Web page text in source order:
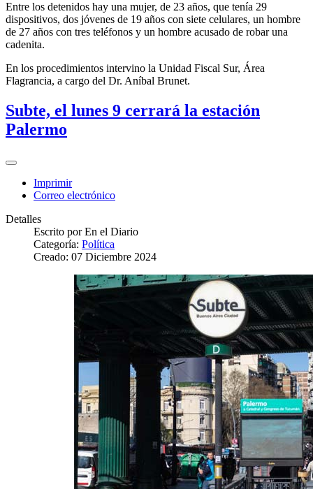
Entre los detenidos hay una mujer, de 23 años, que tenía 29
dispositivos, dos jóvenes de 19 años con siete celulares, un hombre
de 27 años con tres teléfonos y un hombre acusado de robar una
cadenita.
En los procedimientos intervino la Unidad Fiscal Sur, Área
Flagrancia, a cargo del Dr. Aníbal Brunet.
Subte, el lunes 9 cerrará la estación
Palermo
Imprimir
Correo electrónico
Detalles
Escrito porEn el Diario
Categoría: Política
Creado: 07 Diciembre 2024